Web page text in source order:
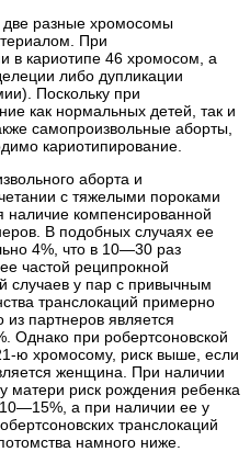
две разные хромосомы
При
в кариотипе 46 хромосом, а
либо дупликации
Поскольку при
как нормальных детей, так и
самопроизвольные аборты,
кариотипирование.
аборта и
с тяжелыми пороками
наличие компенсированной
В подобных случаях ее
4%, что в 10—30 раз
частой реципрокной
случаев у пар с привычным
транслокаций примерно
из партнеров является
Однако при робертсоновской
ю хромосому, риск выше, если
женщина. При наличии
матери риск рождения ребенка
а при наличии ее у
транслокаций
намного ниже.